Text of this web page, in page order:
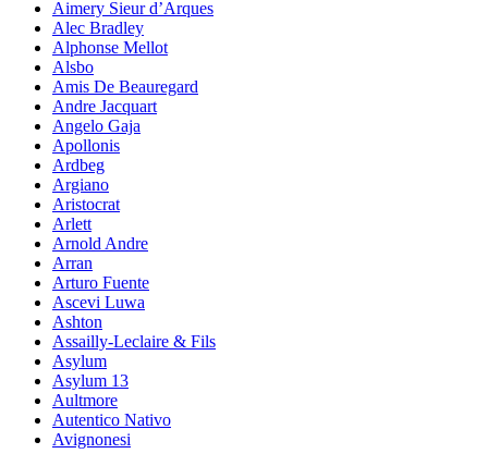
Aimery Sieur d’Arques
Alec Bradley
Alphonse Mellot
Alsbo
Amis De Beauregard
Andre Jacquart
Angelo Gaja
Apollonis
Ardbeg
Argiano
Aristocrat
Arlett
Arnold Andre
Arran
Arturo Fuente
Ascevi Luwa
Ashton
Assailly-Leclaire & Fils
Asylum
Asylum 13
Aultmore
Autentico Nativo
Avignonesi